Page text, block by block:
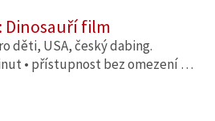
Dinosauří film
děti, USA, český dabing.
• přístupnost bez omezení …